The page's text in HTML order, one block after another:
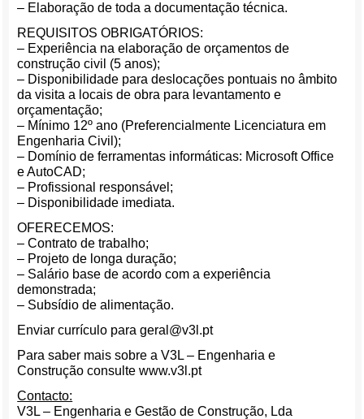
– Elaboração de toda a documentação técnica.
REQUISITOS OBRIGATÓRIOS:
– Experiência na elaboração de orçamentos de
construção civil (5 anos);
– Disponibilidade para deslocações pontuais no âmbito
da visita a locais de obra para levantamento e
orçamentação;
– Mínimo 12º ano (Preferencialmente Licenciatura em
Engenharia Civil);
– Domínio de ferramentas informáticas: Microsoft Office
e AutoCAD;
– Profissional responsável;
– Disponibilidade imediata.
OFERECEMOS:
– Contrato de trabalho;
– Projeto de longa duração;
– Salário base de acordo com a experiência
demonstrada;
– Subsídio de alimentação.
Enviar currículo para geral@v3l.pt
Para saber mais sobre a V3L – Engenharia e
Construção consulte www.v3l.pt
Contacto:
V3L – Engenharia e Gestão de Construção, Lda